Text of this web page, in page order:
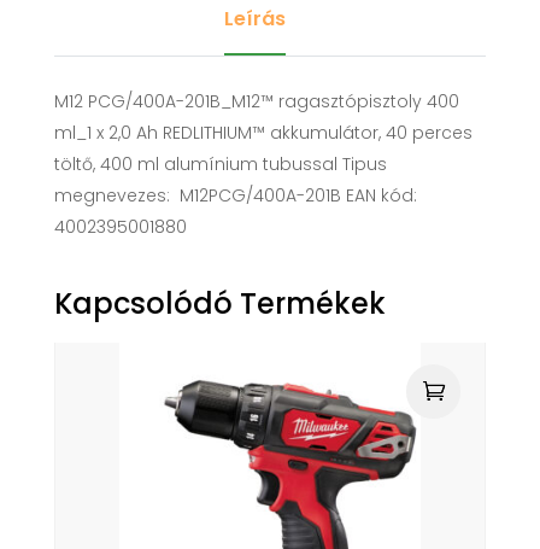
Leírás
M12 PCG/400A-201B_M12™ ragasztópisztoly 400
ml_1 x 2,0 Ah REDLITHIUM™ akkumulátor, 40 perces
töltő, 400 ml alumínium tubussal Tipus
megnevezes: M12PCG/400A-201B EAN kód:
4002395001880
Kapcsolódó Termékek